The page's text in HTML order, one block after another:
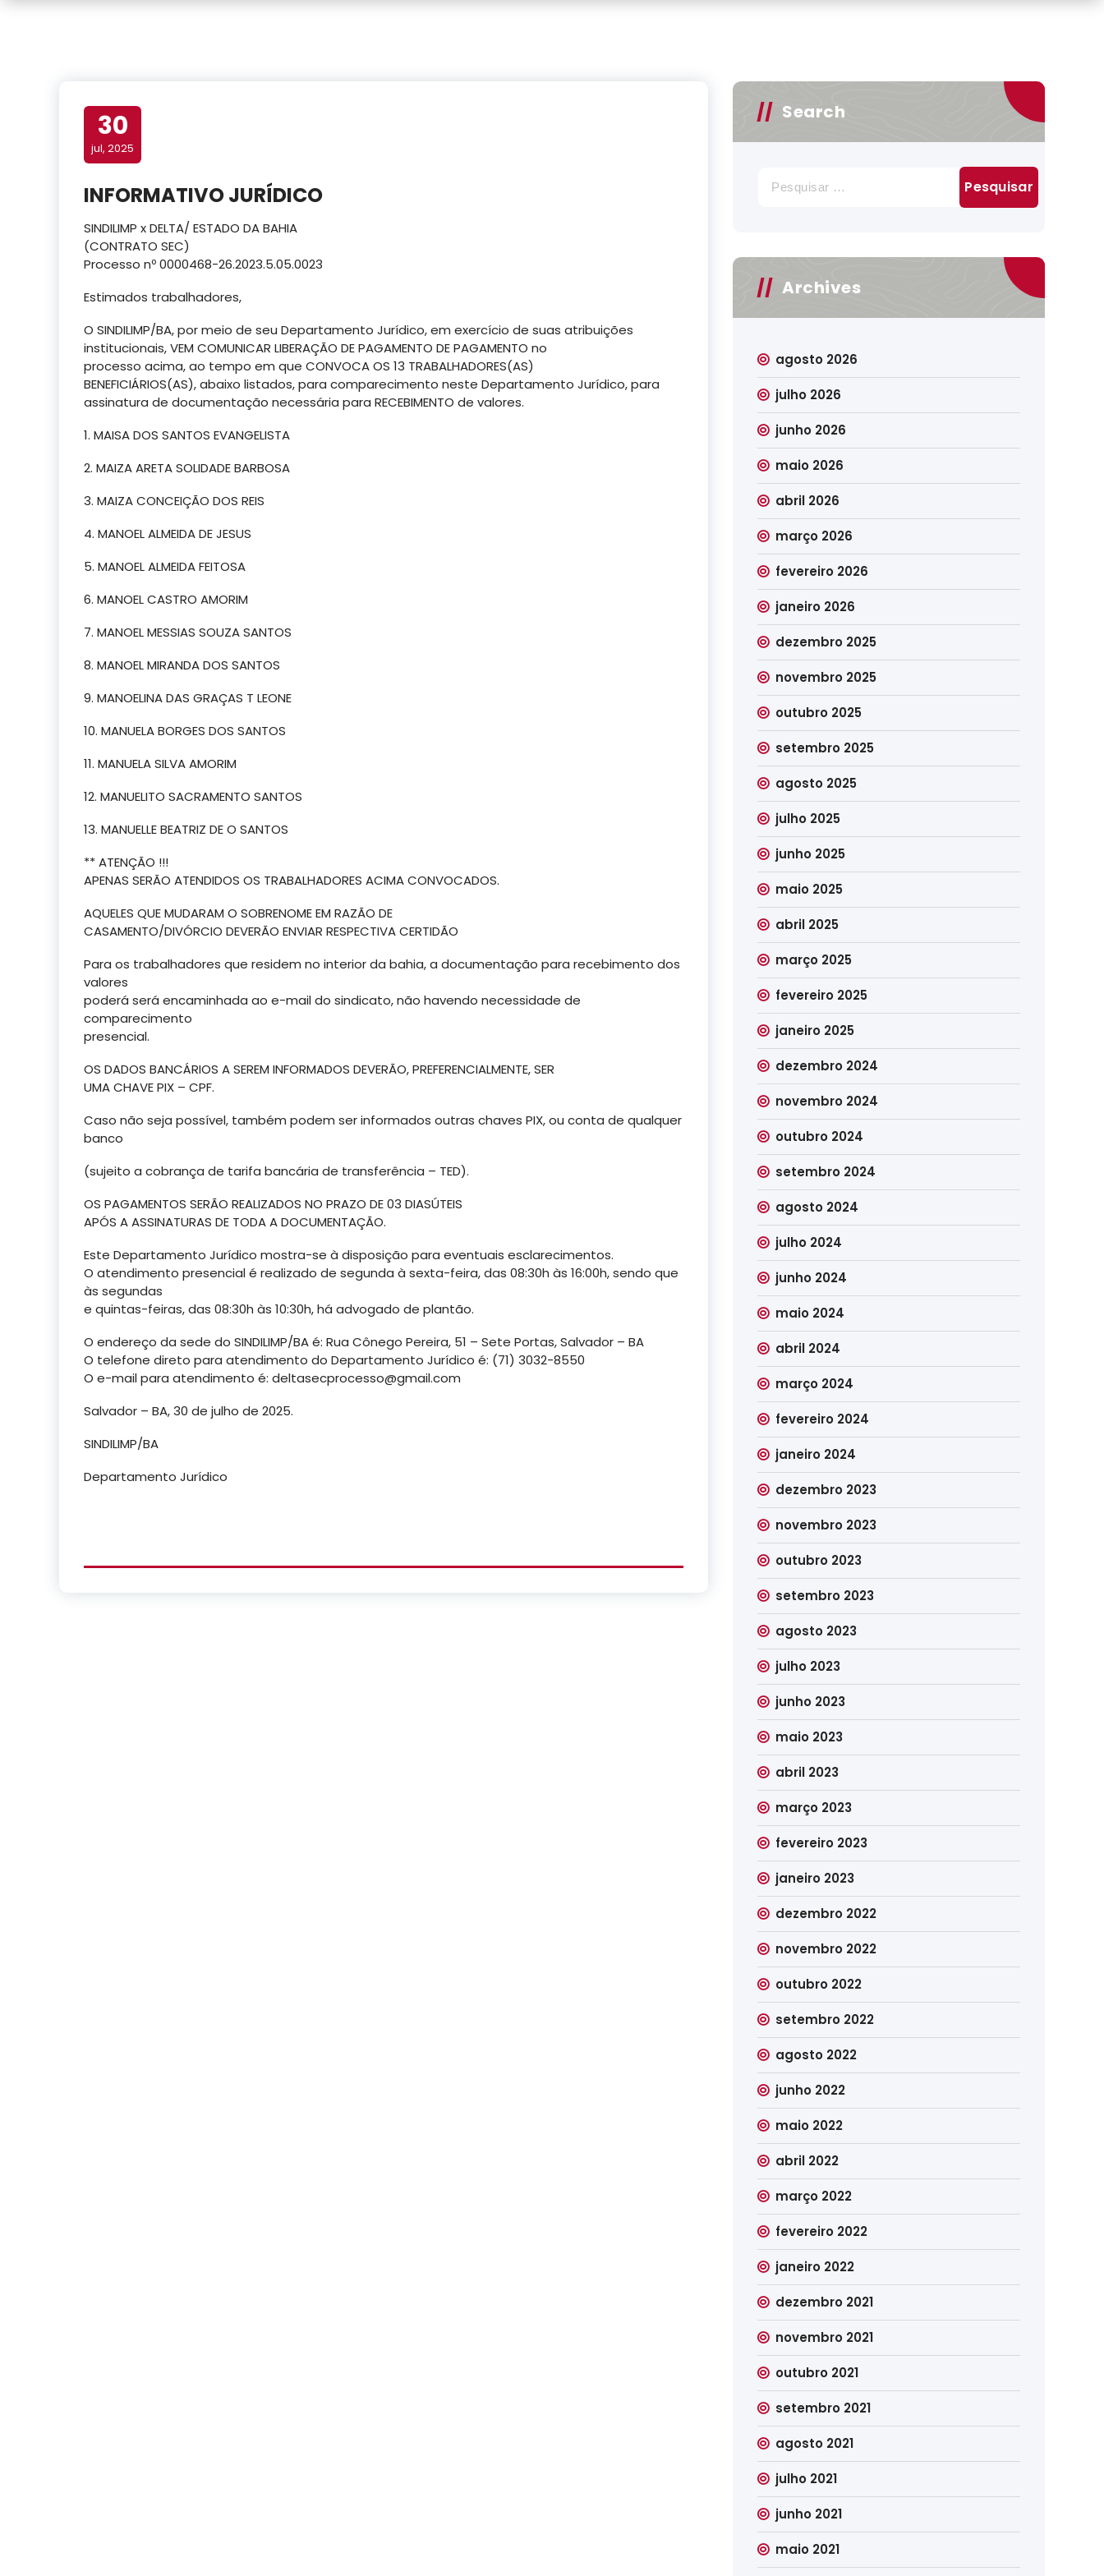
30
jul, 2025
INFORMATIVO JURÍDICO
SINDILIMP x DELTA/ ESTADO DA BAHIA
(CONTRATO SEC)
Processo nº 0000468-26.2023.5.05.0023
Estimados trabalhadores,
O SINDILIMP/BA, por meio de seu Departamento Jurídico, em exercício de suas atribuições
institucionais, VEM COMUNICAR LIBERAÇÃO DE PAGAMENTO DE PAGAMENTO no
processo acima, ao tempo em que CONVOCA OS 13 TRABALHADORES(AS)
BENEFICIÁRIOS(AS), abaixo listados, para comparecimento neste Departamento Jurídico, para
assinatura de documentação necessária para RECEBIMENTO de valores.
1. MAISA DOS SANTOS EVANGELISTA
2. MAIZA ARETA SOLIDADE BARBOSA
3. MAIZA CONCEIÇÃO DOS REIS
4. MANOEL ALMEIDA DE JESUS
5. MANOEL ALMEIDA FEITOSA
6. MANOEL CASTRO AMORIM
7. MANOEL MESSIAS SOUZA SANTOS
8. MANOEL MIRANDA DOS SANTOS
9. MANOELINA DAS GRAÇAS T LEONE
10. MANUELA BORGES DOS SANTOS
11. MANUELA SILVA AMORIM
12. MANUELITO SACRAMENTO SANTOS
13. MANUELLE BEATRIZ DE O SANTOS
** ATENÇÃO !!!
APENAS SERÃO ATENDIDOS OS TRABALHADORES ACIMA CONVOCADOS.
AQUELES QUE MUDARAM O SOBRENOME EM RAZÃO DE
CASAMENTO/DIVÓRCIO DEVERÃO ENVIAR RESPECTIVA CERTIDÃO
Para os trabalhadores que residem no interior da bahia, a documentação para recebimento dos
valores
poderá será encaminhada ao e-mail do sindicato, não havendo necessidade de
comparecimento
presencial.
OS DADOS BANCÁRIOS A SEREM INFORMADOS DEVERÃO, PREFERENCIALMENTE, SER
UMA CHAVE PIX – CPF.
Caso não seja possível, também podem ser informados outras chaves PIX, ou conta de qualquer
banco
(sujeito a cobrança de tarifa bancária de transferência – TED).
OS PAGAMENTOS SERÃO REALIZADOS NO PRAZO DE 03 DIASÚTEIS
APÓS A ASSINATURAS DE TODA A DOCUMENTAÇÃO.
Este Departamento Jurídico mostra-se à disposição para eventuais esclarecimentos.
O atendimento presencial é realizado de segunda à sexta-feira, das 08:30h às 16:00h, sendo que
às segundas
e quintas-feiras, das 08:30h às 10:30h, há advogado de plantão.
O endereço da sede do SINDILIMP/BA é: Rua Cônego Pereira, 51 – Sete Portas, Salvador – BA
O telefone direto para atendimento do Departamento Jurídico é: (71) 3032-8550
O e-mail para atendimento é: deltasecprocesso@gmail.com
Salvador – BA, 30 de julho de 2025.
SINDILIMP/BA
Departamento Jurídico
Search
por:
Archives
agosto 2026
julho 2026
junho 2026
maio 2026
abril 2026
março 2026
fevereiro 2026
janeiro 2026
dezembro 2025
novembro 2025
outubro 2025
setembro 2025
agosto 2025
julho 2025
junho 2025
maio 2025
abril 2025
março 2025
fevereiro 2025
janeiro 2025
dezembro 2024
novembro 2024
outubro 2024
setembro 2024
agosto 2024
julho 2024
junho 2024
maio 2024
abril 2024
março 2024
fevereiro 2024
janeiro 2024
dezembro 2023
novembro 2023
outubro 2023
setembro 2023
agosto 2023
julho 2023
junho 2023
maio 2023
abril 2023
março 2023
fevereiro 2023
janeiro 2023
dezembro 2022
novembro 2022
outubro 2022
setembro 2022
agosto 2022
junho 2022
maio 2022
abril 2022
março 2022
fevereiro 2022
janeiro 2022
dezembro 2021
novembro 2021
outubro 2021
setembro 2021
agosto 2021
julho 2021
junho 2021
maio 2021